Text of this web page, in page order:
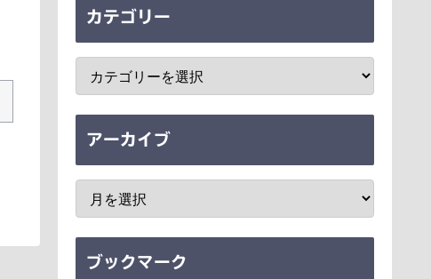
カテゴリー
アーカイブ
ブックマーク